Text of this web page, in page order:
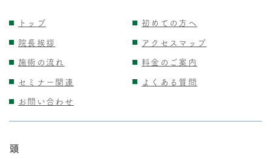
トップ
初めての方へ
院長挨拶
アクセスマップ
施術の流れ
料金のご案内
セミナー関連
よくある質問
お問い合わせ
頭